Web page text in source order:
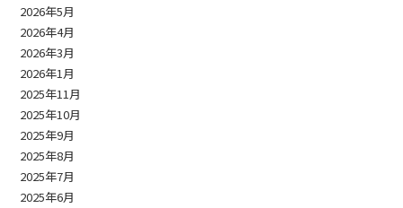
2026年5月
2026年4月
2026年3月
2026年1月
2025年11月
2025年10月
2025年9月
2025年8月
2025年7月
2025年6月